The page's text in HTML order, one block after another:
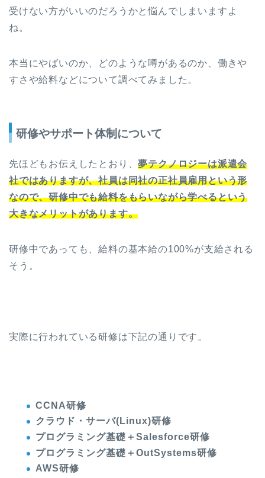
受けない方がいいのだろうかと悩んでしまいますよ
ね。
本当にやばいのか、どのような噂があるのか、働きや
すさや給料などについて調べてみました。
研修やサポート体制について
先ほどもお伝えしたとおり、夢テクノロジーは派遣会
社ではありますが、社員は同社の正社員雇用という形
なので、研修中でも給料をもらいながら学べるという
大きなメリットがあります。
研修中であっても、給料の基本給の100%が支給される
そう。
実際に行われている研修は下記の通りです。
CCNA研修
クラウド・サーバ(Linux)研修
プログラミング基礎＋Salesforce研修
プログラミング基礎＋OutSystems研修
AWS研修